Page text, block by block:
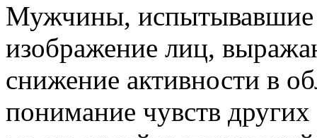
Мужчины, испытывавшие
изображение лиц,
снижение активности в
понимание чувств